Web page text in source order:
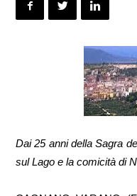
Dai 25 anni della Sagra
sul Lago e la comicità di